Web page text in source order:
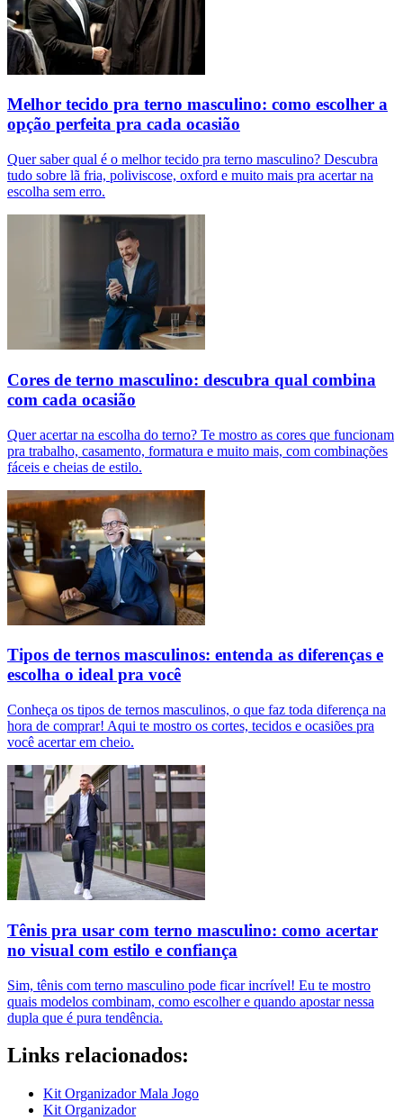
Melhor tecido pra terno masculino: como escolher a
opção perfeita pra cada ocasião
Quer saber qual é o melhor tecido pra terno masculino? Descubra
tudo sobre lã fria, poliviscose, oxford e muito mais pra acertar na
escolha sem erro.
Cores de terno masculino: descubra qual combina
com cada ocasião
Quer acertar na escolha do terno? Te mostro as cores que funcionam
pra trabalho, casamento, formatura e muito mais, com combinações
fáceis e cheias de estilo.
Tipos de ternos masculinos: entenda as diferenças e
escolha o ideal pra você
Conheça os tipos de ternos masculinos, o que faz toda diferença na
hora de comprar! Aqui te mostro os cortes, tecidos e ocasiões pra
você acertar em cheio.
Tênis pra usar com terno masculino: como acertar
no visual com estilo e confiança
Sim, tênis com terno masculino pode ficar incrível! Eu te mostro
quais modelos combinam, como escolher e quando apostar nessa
dupla que é pura tendência.
Links relacionados:
Kit Organizador Mala Jogo
Kit Organizador